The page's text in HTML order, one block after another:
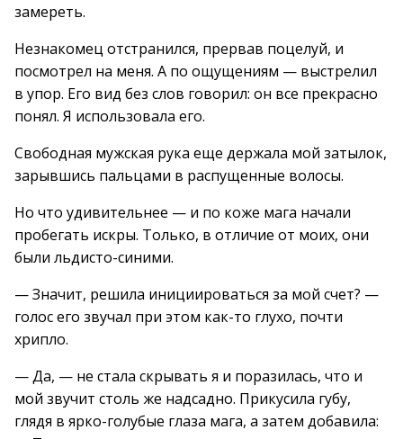
замереть.
Незнакомец отстранился, прервав поцелуй, и
посмотрел на меня. А по ощущениям — выстрелил
в упор. Его вид без слов говорил: он все прекрасно
понял. Я использовала его.
Свободная мужская рука еще держала мой затылок,
зарывшись пальцами в распущенные волосы.
Но что удивительнее — и по коже мага начали
пробегать искры. Только, в отличие от моих, они
были льдисто-синими.
— Значит, решила инициироваться за мой счет? —
голос его звучал при этом как-то глухо, почти
хрипло.
— Да, — не стала скрывать я и поразилась, что и
мой звучит столь же надсадно. Прикусила губу,
глядя в ярко-голубые глаза мага, а затем добавила: